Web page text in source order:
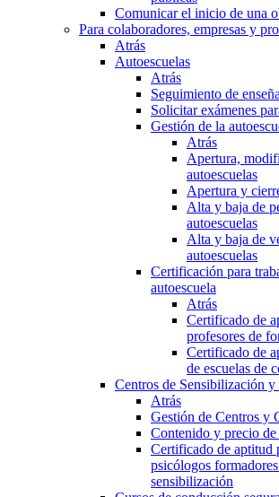
Comunicar el inicio de una
Para colaboradores, empresas y
Atrás
Autoescuelas
Atrás
Seguimiento de
Solicitar exámenes
Gestión de la
Atrás
Apertura,
autoescuelas
Apertura y
Alta y baja de
autoescuelas
Alta y baja de
autoescuelas
Certificación para
autoescuela
Atrás
Certificado de
profesores de
Certificado de
de escuelas de
Centros de Sensibilización
Atrás
Gestión de Centros y
Contenido y precio de
Certificado de aptitud
psicólogos
sensibilización